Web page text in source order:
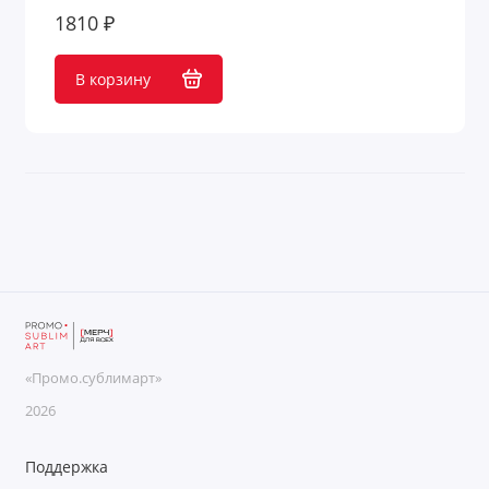
Подарочные наборы с кофе
Подарочные наборы с кружками
1810 ₽
В корзину
«Промо.сублимарт»
2026
Поддержка